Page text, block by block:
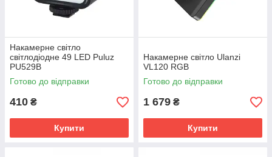
Накамерне світло
світлодіодне 49 LED Puluz
PU529B
Готово до відправки
410 ₴
Купити
Накамерне світло Ulanzi
VL120 RGB
Готово до відправки
1 679 ₴
Купити